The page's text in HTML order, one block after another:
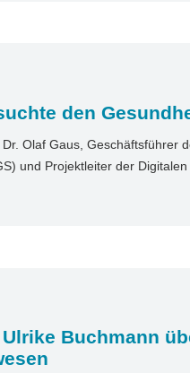
den
Olaf Gaus, Geschäftsführer
und Projektleiter der
Ulrike Buchmann